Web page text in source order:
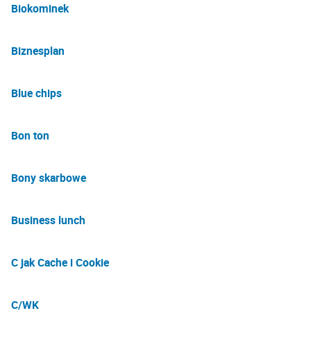
Biokominek
Biznesplan
Blue chips
Bon ton
Bony skarbowe
Business lunch
C jak Cache i Cookie
C/WK